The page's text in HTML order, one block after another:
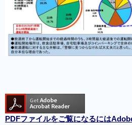
PDFファイルをご覧になるには